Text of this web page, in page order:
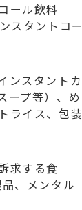
ール飲料
スタントコー
ンスタントカ
ープ等）、め
ライス、包装
求する食
、メンタル